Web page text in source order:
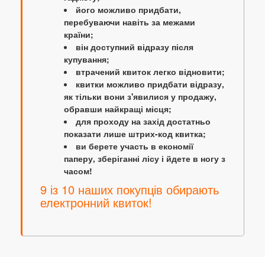
його можливо придбати,
перебуваючи навіть за межами
країни;
він доступний відразу після
купування;
втрачений квиток легко відновити;
квитки можливо придбати відразу,
як тільки вони з'явилися у продажу,
обравши найкращі місця;
для проходу на захід достатньо
показати лише штрих-код квитка;
ви берете участь в економії
паперу, зберіганні лісу і йдете в ногу з
часом!
9 із 10 наших покупців обирають
електронний квиток!